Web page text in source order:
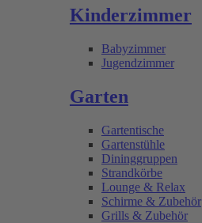
Kinderzimmer
Babyzimmer
Jugendzimmer
Garten
Gartentische
Gartenstühle
Dininggruppen
Strandkörbe
Lounge & Relax
Schirme & Zubehör
Grills & Zubehör